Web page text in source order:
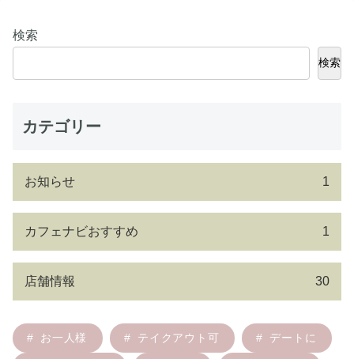
検索
検索
カテゴリー
お知らせ 1
カフェナビおすすめ 1
店舗情報 30
お一人様 テイクアウト可 デートに